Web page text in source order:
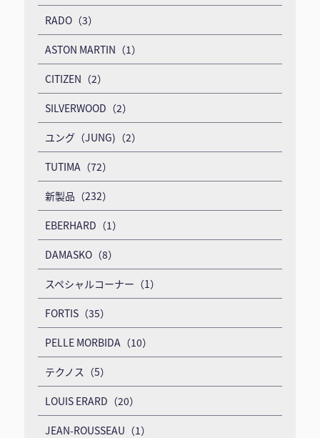
RADO（3）
ASTON MARTIN（1）
CITIZEN（2）
SILVERWOOD（2）
ユング（JUNG)（2）
TUTIMA（72）
新製品（232）
EBERHARD（1）
DAMASKO（8）
スペシャルコーナー（1）
FORTIS（35）
PELLE MORBIDA（10）
テクノス（5）
LOUIS ERARD（20）
JEAN-ROUSSEAU（1）